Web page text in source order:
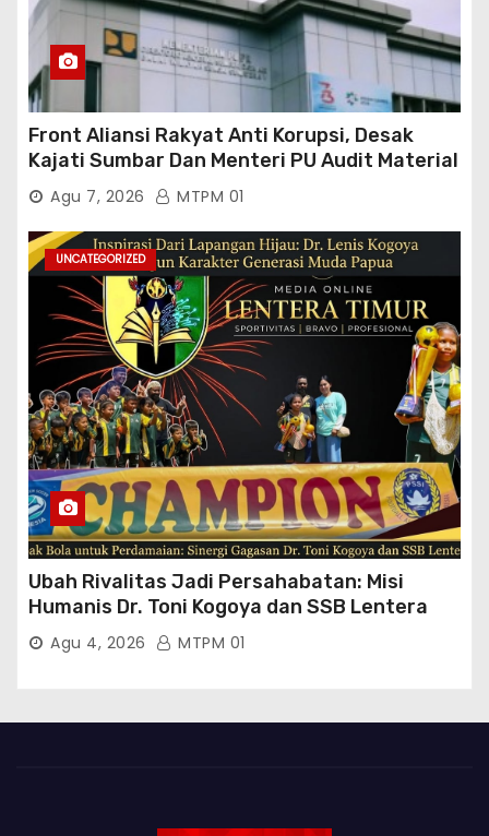
Front Aliansi Rakyat Anti Korupsi, Desak
Kajati Sumbar Dan Menteri PU Audit Material
PT. Brantas Abipraya Kontrak No :
06.Nopember 2025 s.d 31 Maret 2026
Sumber Dana: APBN Nilai Kontrak : Rp
76.130.630.000.00,- Diduga Ka.Balai BWSS V
Padang Tutup Mata
Agu 7, 2026 MTPM 01
UNCATEGORIZED
Ubah Rivalitas Jadi Persahabatan: Misi
Humanis Dr. Toni Kogoya dan SSB Lentera
TimurAgu 4, 2026 MTPM 01